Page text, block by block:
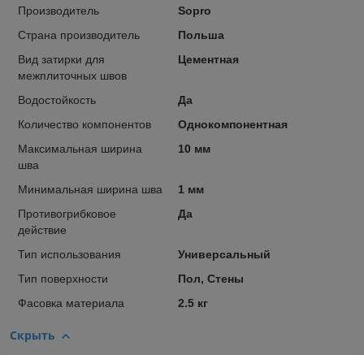
Производитель
Sopro
Страна производитель
Польша
Вид затирки для
межплиточных швов
Цементная
Водостойкость
Да
Количество компонентов
Однокомпонентная
Максимальная ширина
шва
10 мм
Минимальная ширина шва
1 мм
Противогрибковое
действие
Да
Тип использования
Универсальный
Тип поверхности
Пол, Стены
Фасовка материала
2.5 кг
Скрыть